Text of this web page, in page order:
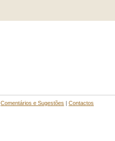
Comentários e Sugestões | Contactos